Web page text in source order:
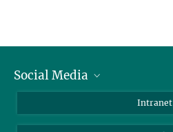
Telefon: +49 551 384 979-0
E-Mail:presseinfo@mps.mpg.de
Social Media
Intranet